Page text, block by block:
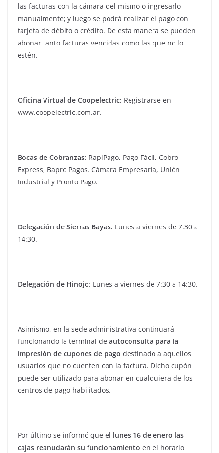
las facturas con la cámara del mismo o ingresarlo
manualmente; y luego se podrá realizar el pago con
tarjeta de débito o crédito. De esta manera se pueden
abonar tanto facturas vencidas como las que no lo
estén.
Oficina Virtual de Coopelectric: Registrarse en
www.coopelectric.com.ar.
Bocas de Cobranzas: RapiPago, Pago Fácil, Cobro
Express, Bapro Pagos, Cámara Empresaria, Unión
Industrial y Pronto Pago.
Delegación de Sierras Bayas: Lunes a viernes de 7:30 a
14:30.
Delegación de Hinojo: Lunes a viernes de 7:30 a 14:30.
Asimismo, en la sede administrativa continuará
funcionando la terminal de autoconsulta para la
impresión de cupones de pago destinado a aquellos
usuarios que no cuenten con la factura. Dicho cupón
puede ser utilizado para abonar en cualquiera de los
centros de pago habilitados.
Por último se informó que el lunes 16 de enero las
cajas reanudarán su funcionamiento en el horario